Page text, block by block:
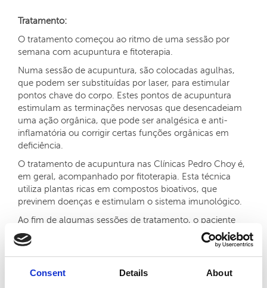
Consent Details About
Tratamento:
O tratamento começou ao ritmo de uma sessão por
semana com acupuntura e fitoterapia.
Numa sessão de acupuntura, são colocadas agulhas,
que podem ser substituídas por laser, para estimular
pontos chave do corpo. Estes pontos de acupuntura
estimulam as terminações nervosas que desencadeiam
uma ação orgânica, que pode ser analgésica e anti-
inflamatória ou corrigir certas funções orgânicas em
deficiência.
O tratamento de acupuntura nas Clínicas Pedro Choy é,
em geral, acompanhado por fitoterapia. Esta técnica
utiliza plantas ricas em compostos bioativos, que
previnem doenças e estimulam o sistema imunológico.
Ao fim de algumas sessões de tratamento, o paciente
apresentou significativas melhoras.